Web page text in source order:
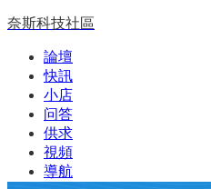
奈斯科技社區
論壇
快訊
小店
问答
供求
視頻
導航